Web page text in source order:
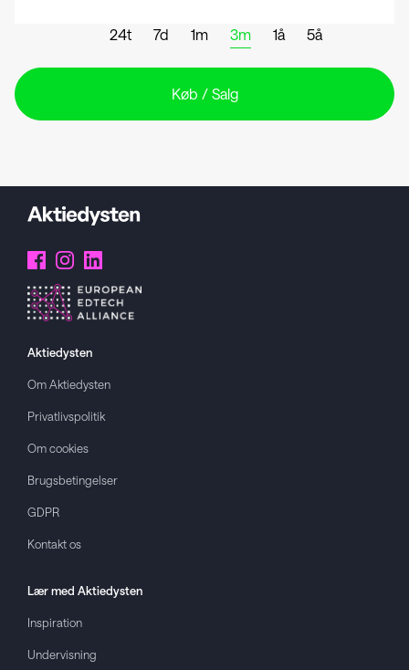
24t 7d 1m 3m 1å 5å
Køb / Salg
Aktiedysten
Om Aktiedysten
Privatlivspolitik
Om cookies
Brugsbetingelser
GDPR
Kontakt os
Lær med Aktiedysten
Inspiration
Undervisning